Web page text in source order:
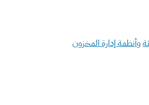
وأنظمة إدارة المخزون